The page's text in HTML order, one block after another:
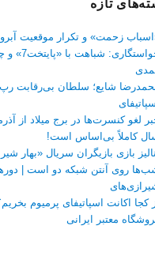
تازه
زحمت» و تکرار موقعیت
خواستگاری:
شایع؛ سلطان بی‌رقابت
لغو کنسرت‌ها در برج میلاد از
کاملاً بی‌اساس است!
بازی بازیگران سریال «بهار
روی آنتن شبکه دو است |
معتبر ایرانی